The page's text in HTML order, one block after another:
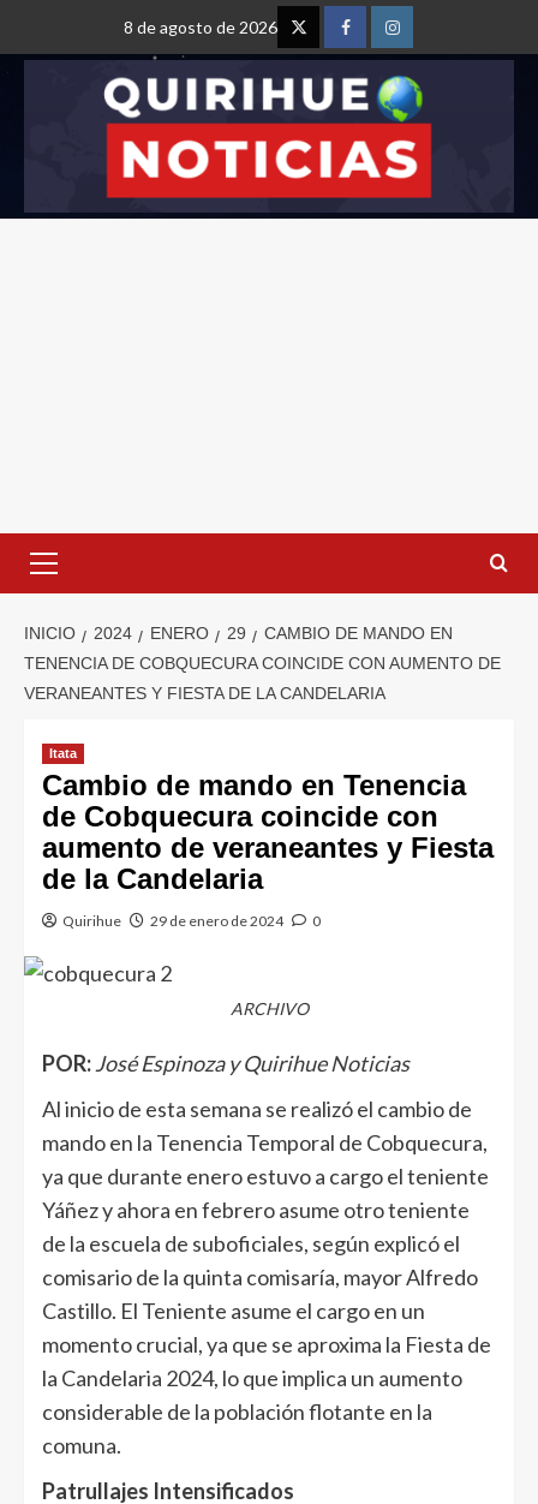
8 de agosto de 2026
INICIO 2024 ENERO 29
CAMBIO DE MANDO EN
TENENCIA DE COBQUECURA COINCIDE CON AUMENTO DE
VERANEANTES Y FIESTA DE LA CANDELARIA
Itata
Cambio de mando en Tenencia
de Cobquecura coincide con
aumento de veraneantes y Fiesta
de la Candelaria
Quirihue 29 de enero de 2024 0
ARCHIVO
POR:José Espinoza y Quirihue Noticias
Al inicio de esta semana se realizó el cambio de
mando en la Tenencia Temporal de Cobquecura,
ya que durante enero estuvo a cargo el teniente
Yáñez y ahora en febrero asume otro teniente
de la escuela de suboficiales, según explicó el
comisario de la quinta comisaría, mayor Alfredo
Castillo. El Teniente asume el cargo en un
momento crucial, ya que se aproxima la Fiesta de
la Candelaria 2024, lo que implica un aumento
considerable de la población flotante en la
comuna.
Patrullajes Intensificados